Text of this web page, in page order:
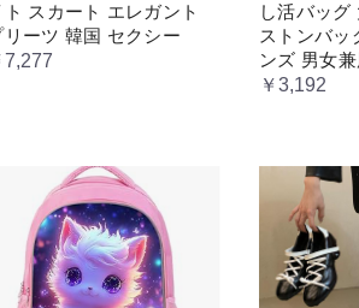
ト スカート エレガント
リーツ 韓国 セクシー
7,277
し活バッグ
ストンバッ
ンズ 男女
ル 透明窓
￥3,192